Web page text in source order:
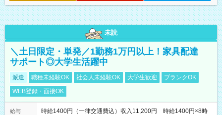
未読
＼土日限定・単発／1勤務1万円以上！家具配達
サポート◎大学生活躍中
派遣 職種未経験OK 社会人未経験OK 大学生歓迎
ブランクOK
WEB登録・面接OK
給与
時給1400円（一律交通費込）収入11,200円 時給1400円×8時